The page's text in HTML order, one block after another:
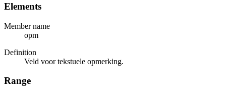
Elements
Member name
opm
Definition
Veld voor tekstuele opmerking.
Range